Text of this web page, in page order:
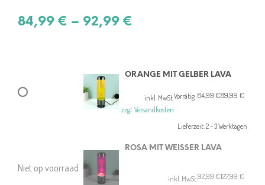
84,99 € – 92,99 €
ORANGE MIT GELBER LAVA
89,99 €
Ursprünglicher
89,99 €
84,99 €
Aktueller
84,99 €.
Vorrätig
inkl. MwSt.
zzgl. Versandkosten
Lieferzeit:2 – 3 Werktagen
Niet op voorraad
ROSA MIT WEISSER LAVA
127,99 €
Ursprünglicher
92,99 €
Aktueller
inkl. MwSt.